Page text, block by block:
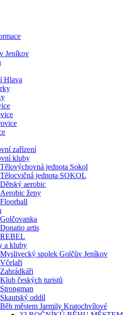
Jeníkov
Hlava
zařízení
kluby
Tělovýchovná jednota Sokol
Tělocvičná jednota SOKOL
Dětský aerobic
Aerobic ženy
Floorball
Golčovanka
Donatio artis
REBEL
a kluby
Myslivecký spolek Golčův Jeníkov
Včelaři
Zahrádkáři
Klub českých turistů
Strongman
Skautský oddíl
Běh městem Jarmily Kratochvílové